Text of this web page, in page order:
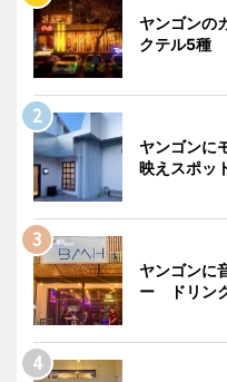
ヤンゴンの
クテル5種
ヤンゴンに
映えスポッ
ヤンゴンに
ー ドリン